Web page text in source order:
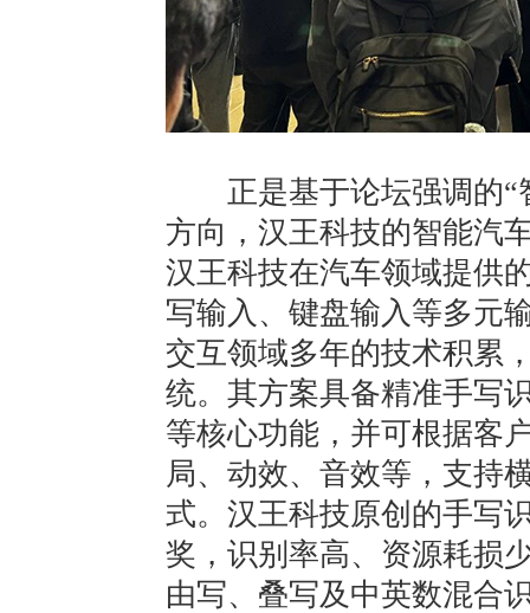
正是基于论坛强调的“
方向，汉王科技的智能汽
汉王科技在汽车领域提供
写输入、键盘输入等多元
交互领域多年的技术积累
统。其方案具备精准手写
等核心功能，并可根据客
局、动效、音效等，支持
式。汉王科技原创的手写
奖，识别率高、资源耗损
由写、叠写及中英数混合